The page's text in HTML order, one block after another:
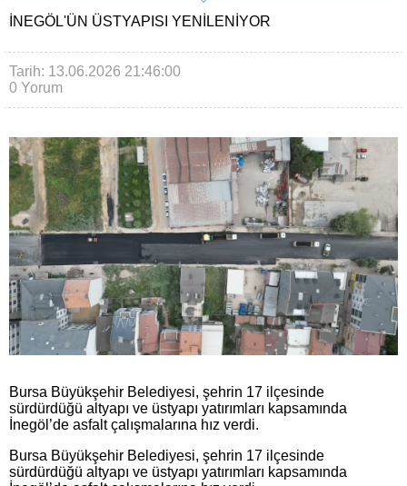
İNEGÖL'ÜN ÜSTYAPISI YENILENIYOR
Tarih: 13.06.2026 21:46:00
0 Yorum
Bursa Büyükşehir Belediyesi, şehrin 17 ilçesinde
sürdürdüğü altyapı ve üstyapı yatırımları kapsamında
İnegöl’de asfalt çalışmalarına hız verdi.
Bursa Büyükşehir Belediyesi, şehrin 17 ilçesinde
sürdürdüğü altyapı ve üstyapı yatırımları kapsamında